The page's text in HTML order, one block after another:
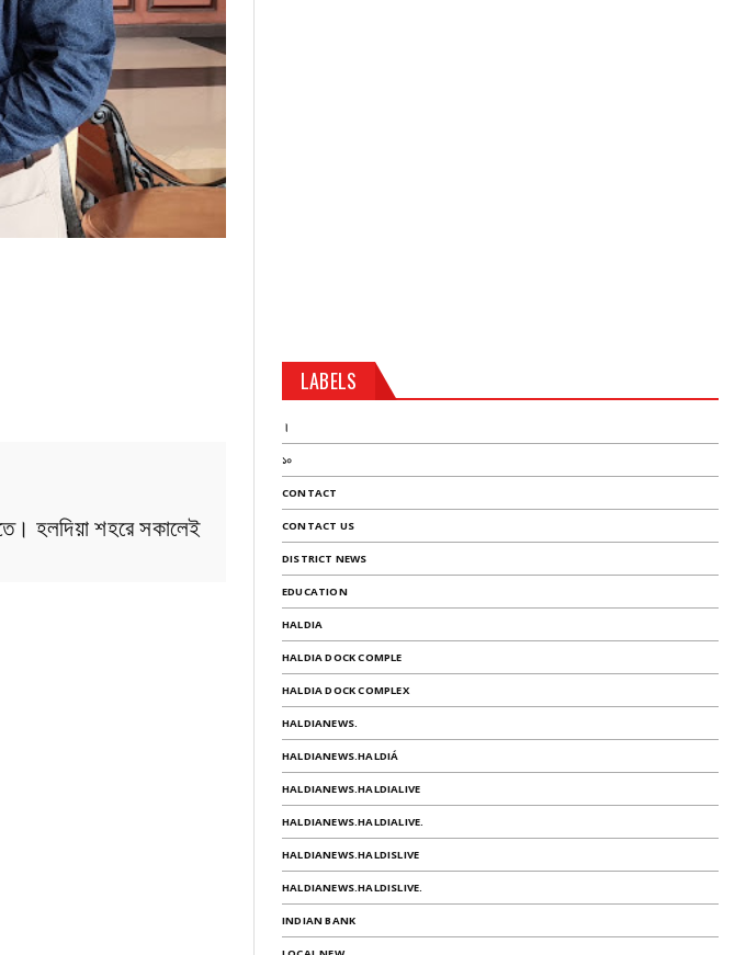
হলদিয়া শহরে সকালেই
LABELS
।
১০
CONTACT
CONTACT US
DISTRICT NEWS
EDUCATION
HALDIA
HALDIA DOCK COMPLE
HALDIA DOCK COMPLEX
HALDIANEWS.
HALDIANEWS.HALDIÁ
HALDIANEWS.HALDIALIVE
HALDIANEWS.HALDIALIVE.
HALDIANEWS.HALDISLIVE
HALDIANEWS.HALDISLIVE.
INDIAN BANK